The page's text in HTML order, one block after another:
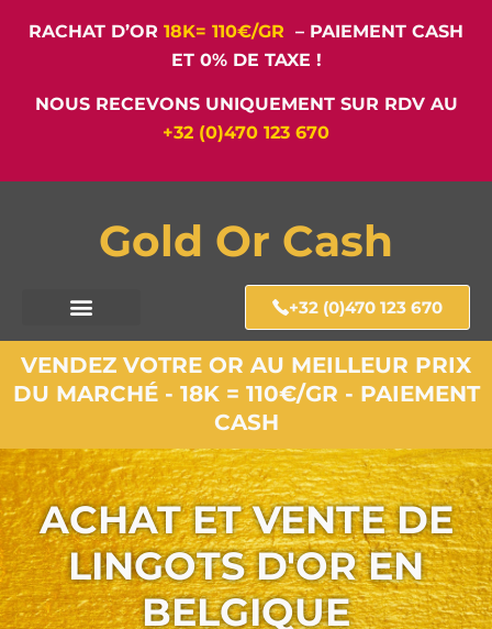
RACHAT D’OR 18K= 110€/GR – PAIEMENT CASH
ET 0% DE TAXE !
NOUS RECEVONS UNIQUEMENT SUR RDV AU
+32 (0)470 123 670
Gold Or Cash
+32 (0)470 123 670
VENDEZ VOTRE OR AU MEILLEUR PRIX
DU MARCHÉ - 18K = 110€/GR - PAIEMENT
CASH
ACHAT ET VENTE DE
LINGOTS D'OR EN
BELGIQUE